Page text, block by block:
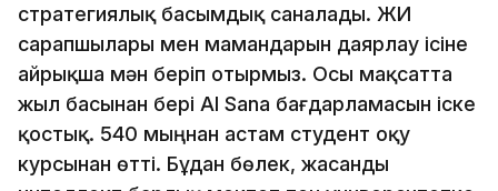
стратегиялық басымдық саналады. ЖИ
сарапшылары мен мамандарын даярлау ісіне
айрықша мән беріп отырмыз. Осы мақсатта
жыл басынан бері AI Sana бағдарламасын іске
қостық. 540 мыңнан астам студент оқу
курсынан өтті. Бұдан бөлек, жасанды